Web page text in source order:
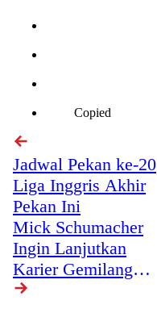
Copied
Jadwal Pekan ke-20
Liga Inggris Akhir
Pekan Ini
Mick Schumacher
Ingin Lanjutkan
Karier Gemilang
Sang Ayah